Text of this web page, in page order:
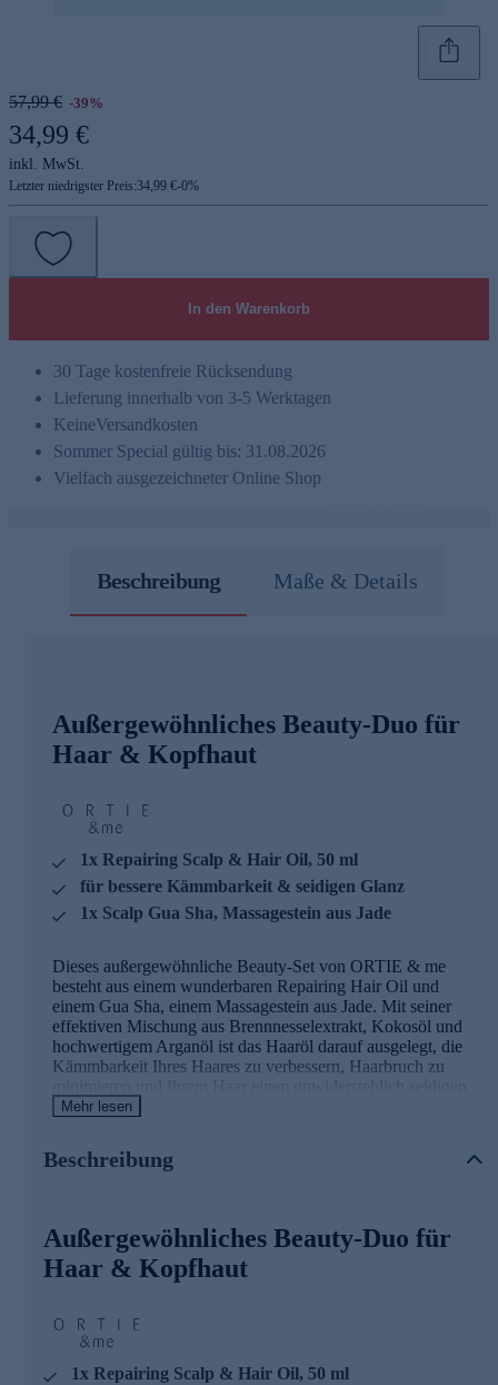
57,99 € -39%
34,99 €
inkl. MwSt.
Letzter niedrigster Preis:34,99 €-0%
In den Warenkorb
30 Tage kostenfreie Rücksendung
Lieferung innerhalb von 3-5 Werktagen
KeineVersandkosten
Sommer Special gültig bis: 31.08.2026
Vielfach ausgezeichneter Online Shop
Beschreibung Maße & Details
Außergewöhnliches Beauty-Duo für
Haar & Kopfhaut
1x Repairing Scalp & Hair Oil, 50 ml
für bessere Kämmbarkeit & seidigen Glanz
1x Scalp Gua Sha, Massagestein aus Jade
Dieses außergewöhnliche Beauty-Set von ORTIE & me
besteht aus einem wunderbaren Repairing Hair Oil und
einem Gua Sha, einem Massagestein aus Jade. Mit seiner
effektiven Mischung aus Brennnesselextrakt, Kokosöl und
hochwertigem Arganöl ist das Haaröl darauf ausgelegt, die
Kämmbarkeit Ihres Haares zu verbessern, Haarbruch zu
minimieren und Ihrem Haar einen unwiderstehlich seidigen
Glanz zu verleihen - ohne zu beschweren oder zu fetten. Der
Brennnesel-Extrakt
besitzt besonders milde und
hautverträgliche Eigenschaften, verleiht ein gepflegtes
in Balance.
Kokosöl
verbessert die Kämmbarkeit, dadurch wird der
Mehr lesen
Beschreibung
Außergewöhnliches Beauty-Duo für
Haar & Kopfhaut
1x Repairing Scalp & Hair Oil, 50 ml